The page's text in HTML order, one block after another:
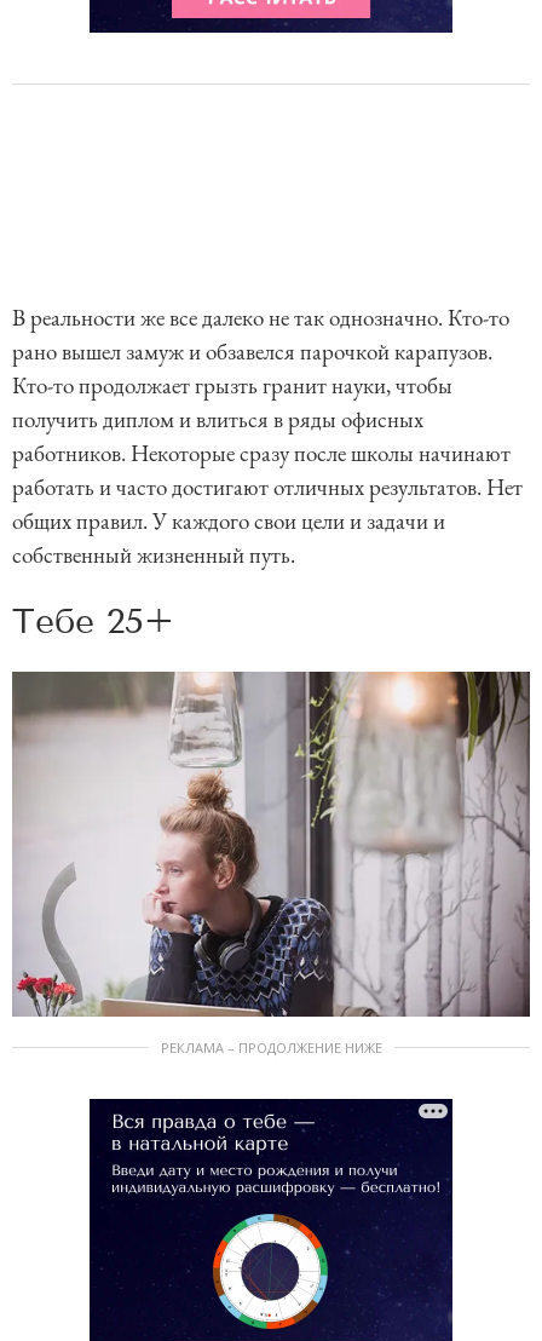
В реальности же все далеко не так однозначно. Кто-то
рано вышел замуж и обзавелся парочкой карапузов.
Кто-то продолжает грызть гранит науки, чтобы
получить диплом и влиться в ряды офисных
работников. Некоторые сразу после школы начинают
работать и часто достигают отличных результатов. Нет
общих правил. У каждого свои цели и задачи и
собственный жизненный путь.
Тебе 25+
РЕКЛАМА – ПРОДОЛЖЕНИЕ НИЖЕ